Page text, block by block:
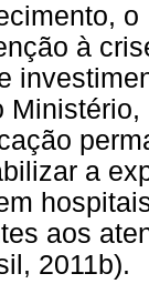
à
a
aos
2011b).